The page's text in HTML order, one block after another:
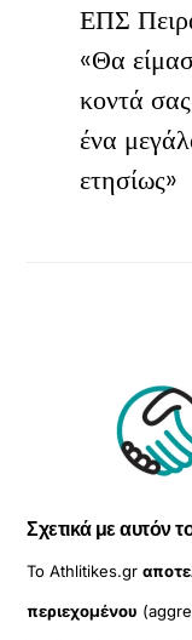
ΕΠΣ
«Θα
κοντά
ένα
ετησίως»
Σχετικά με αυτόν
Το Athlitikes.gr
περιεχομένου